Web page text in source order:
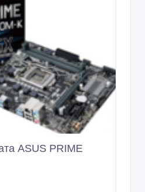
ASUS PRIME